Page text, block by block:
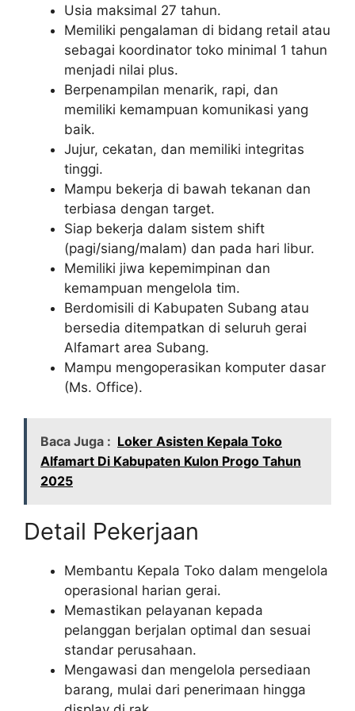
Usia maksimal 27 tahun.
Memiliki pengalaman di bidang retail atau
sebagai koordinator toko minimal 1 tahun
menjadi nilai plus.
Berpenampilan menarik, rapi, dan
memiliki kemampuan komunikasi yang
baik.
Jujur, cekatan, dan memiliki integritas
tinggi.
Mampu bekerja di bawah tekanan dan
terbiasa dengan target.
Siap bekerja dalam sistem shift
(pagi/siang/malam) dan pada hari libur.
Memiliki jiwa kepemimpinan dan
kemampuan mengelola tim.
Berdomisili di Kabupaten Subang atau
bersedia ditempatkan di seluruh gerai
Alfamart area Subang.
Mampu mengoperasikan komputer dasar
(Ms. Office).
Baca Juga : Loker Asisten Kepala Toko
Alfamart Di Kabupaten Kulon Progo Tahun
2025
Detail Pekerjaan
Membantu Kepala Toko dalam mengelola
operasional harian gerai.
Memastikan pelayanan kepada
pelanggan berjalan optimal dan sesuai
standar perusahaan.
Mengawasi dan mengelola persediaan
barang, mulai dari penerimaan hingga